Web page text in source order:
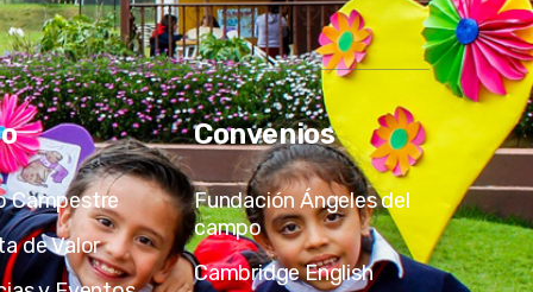
Campestre
de Valor
Convenios
Fundación Ángeles del
campo
Cambridge English